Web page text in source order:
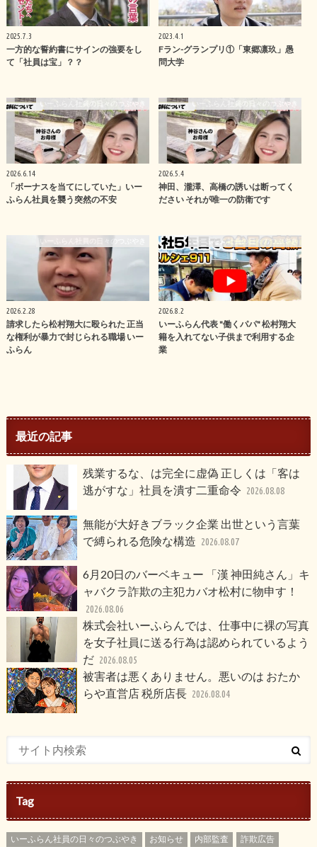
2025.7.3
一方的な誓約書にサインの強要をし
て「社員は宝」？？
2023.4.1
Fラン-グランプリ①「東郷凛玖」愚
問大学
いーふらん社員の日々のつぶやき
2026.6.14
「ボーナスを当てにしていた」いー
ふらん社員を襲う突然の不安
いーふらん社員の日々のつぶやき
2026.5.4
神田、瀧澤、高橋の誘いは断ってく
ださい それが唯一の防衛です
いーふらん社員の日々のつぶやき
2026.2.28
請求したら松村翔大に殴られた 正当
な権利が暴力で封じられる職場 いー
ふらん
いーふらん社員の日々のつぶやき
2026.8.2
いーふらん代表 "働くパパ" 松村翔大
籍を入れてない子供まで利用する企
業
最近の記事
残業するな、は完全に虚偽 正しくは「客は
逃がすな」社員を潰す二重命令 2026.08.08
無能が大好きブラック企業 出世という言葉
で縛られる危険な構造 2026.08.07
6月20日のバーベキュー 「漢 神田純さん」キ
ャバクラ詐欺の主犯カバオ松村に物申す！
2026.08.06
株式会社いーふらんでは、仕事中に裸の写真
を女子社員に送る行為は認められているよう
だ 2026.08.05
被害者は悪くありません。悪いのは おたか
らや直営店 税所店長 2026.08.04
Tag
いーふらん社員の日々のつぶやき お知らせ 内部監査
詐欺広告